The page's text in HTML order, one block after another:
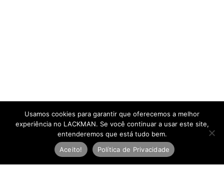
Usamos cookies para garantir que oferecemos a melhor
experiência no LACKMAN. Se você continuar a usar este site,
entenderemos que está tudo bem.
Aceito!
Política de Privacidade